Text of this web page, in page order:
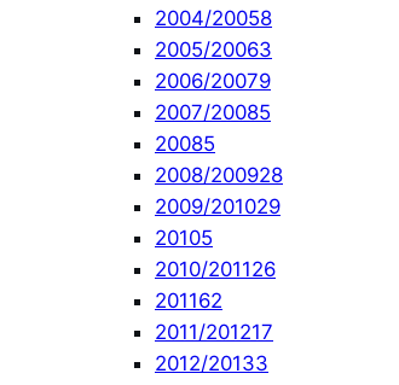
2004/20058
2005/20063
2006/20079
2007/20085
20085
2008/200928
2009/201029
20105
2010/201126
201162
2011/201217
2012/20133